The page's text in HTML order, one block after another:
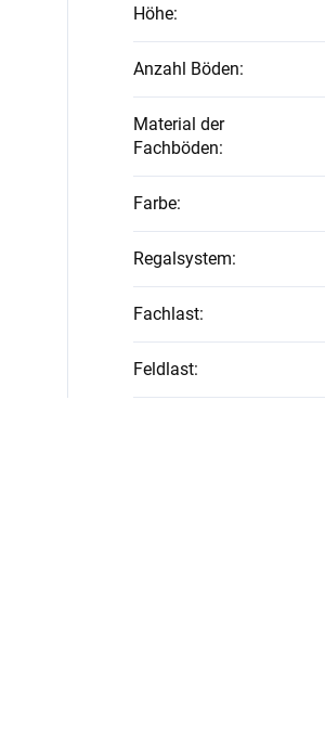
Höhe:
Anzahl Böden:
Material der
Fachböden:
Farbe:
Regalsystem:
Fachlast:
Feldlast: